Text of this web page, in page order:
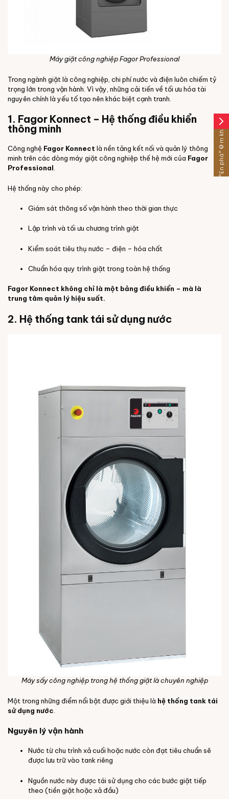
Máy giặt công nghiệp Fagor Professional
Trong ngành giặt là công nghiệp, chi phí nước và điện luôn chiếm tỷ
trọng lớn trong vận hành. Vì vậy, những cải tiến về tối ưu hóa tài
nguyên chính là yếu tố tạo nên khác biệt cạnh tranh.
1. Fagor Konnect – Hệ thống điều khiển
thông minh
Công nghệ Fagor Konnect là nền tảng kết nối và quản lý thông
minh trên các dòng máy giặt công nghiệp thế hệ mới của Fagor
Professional.
Hệ thống này cho phép:
Giám sát thông số vận hành theo thời gian thực
Lập trình và tối ưu chương trình giặt
Kiểm soát tiêu thụ nước – điện – hóa chất
Chuẩn hóa quy trình giặt trong toàn hệ thống
Fagor Konnect không chỉ là một bảng điều khiển – mà là
trung tâm quản lý hiệu suất.
2. Hệ thống tank tái sử dụng nước
Máy sấy công nghiệp trong hệ thống giặt là chuyên nghiệp
Một trong những điểm nổi bật được giới thiệu là hệ thống tank tái
sử dụng nước
Nguyên lý vận hành
Nước từ chu trình xả cuối hoặc nước còn đạt tiêu chuẩn sẽ
được lưu trữ vào tank riêng
Nguồn nước này được tái sử dụng cho các bước giặt tiếp
theo (tiền giặt hoặc xả đầu)
arrow_forward_ios
Sáº£n pháº©m khÃ¡c